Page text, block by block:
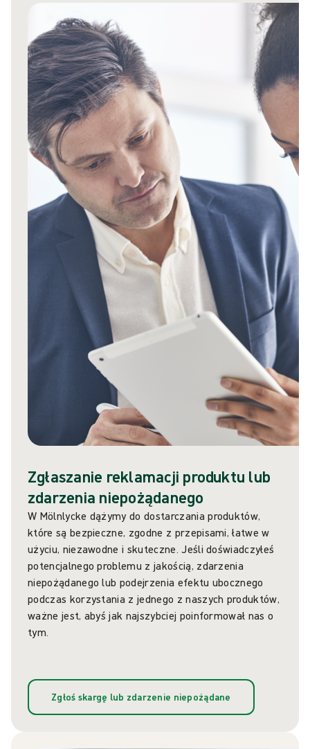
Zgłaszanie reklamacji produktu lub
zdarzenia niepożądanego
W Mölnlycke dążymy do dostarczania produktów,
które są bezpieczne, zgodne z przepisami, łatwe w
użyciu, niezawodne i skuteczne. Jeśli doświadczyłeś
potencjalnego problemu z jakością, zdarzenia
niepożądanego lub podejrzenia efektu ubocznego
podczas korzystania z jednego z naszych produktów,
ważne jest, abyś jak najszybciej poinformował nas o
tym.
Zgłoś skargę lub zdarzenie niepożądane